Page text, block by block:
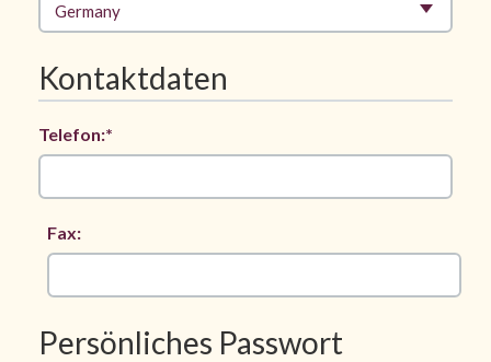
Germany
Kontaktdaten
Telefon:*
Fax:
Persönliches Passwort